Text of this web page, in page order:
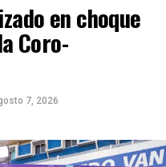
en choque
Coro-
7, 2026